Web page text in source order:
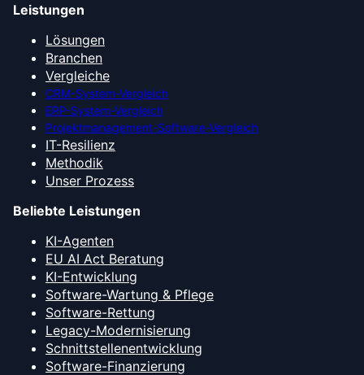
Leistungen
Lösungen
Branchen
Vergleiche
CRM-System-Vergleich
ERP-System-Vergleich
Projektmanagement-Software-Vergleich
IT-Resilienz
Methodik
Unser Prozess
Beliebte Leistungen
KI-Agenten
EU AI Act Beratung
KI-Entwicklung
Software-Wartung & Pflege
Software-Rettung
Legacy-Modernisierung
Schnittstellenentwicklung
Software-Finanzierung